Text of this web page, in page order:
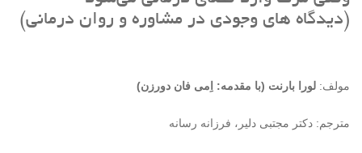
(دیدگاه های وجودی در مشاوره و روان درمانی)
مولف: لورا بارنت (با مقدمه: اِمی فان دورزن)
مترجم: دکتر مجتبی دلیر، فرزانه رسانه